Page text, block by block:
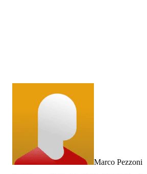
Marco Pezzoni